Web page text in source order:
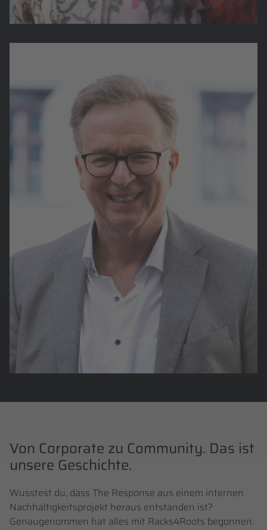
Von Corporate zu Community. Das ist
unsere Geschichte.
Wusstest du, dass The Response aus einem internen
Nachhaltigkeitsprojekt heraus entstanden ist?
Genaugenommen hat alles mit Racks4Roots begonnen.